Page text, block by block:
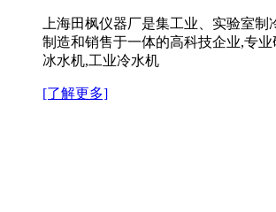
上海田枫仪器厂是集工业、实验室制
制造和销售于一体的高科技企业,专
冰水机,工业冷水机
[了解更多]